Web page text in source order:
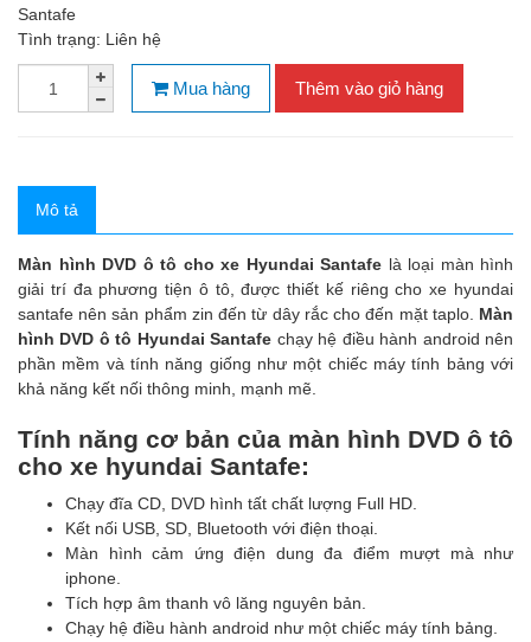
Santafe
Tình trạng: Liên hệ
Mua hàng Thêm vào giỏ hàng
Mô tả
Màn hình DVD ô tô cho xe Hyundai Santafe là loại màn hình
giải trí đa phương tiện ô tô, được thiết kế riêng cho xe hyundai
santafe nên sản phẩm zin đến từ dây rắc cho đến mặt taplo. Màn
hình DVD ô tô Hyundai Santafe chạy hệ điều hành android nên
phần mềm và tính năng giống như một chiếc máy tính bảng với
khả năng kết nối thông minh, mạnh mẽ.
Tính năng cơ bản của màn hình DVD ô tô
cho xe hyundai Santafe:
Chạy đĩa CD, DVD hình tất chất lượng Full HD.
Kết nối USB, SD, Bluetooth với điện thoại.
Màn hình cảm ứng điện dung đa điểm mượt mà như
iphone.
Tích hợp âm thanh vô lăng nguyên bản.
Chạy hệ điều hành android như một chiếc máy tính bảng.